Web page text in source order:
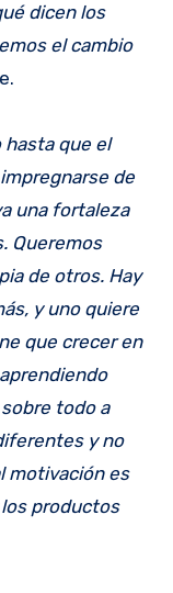
dicen los
el cambio
hasta que el
de
una fortaleza
Queremos
de otros. Hay
y uno quiere
que crecer en
todo a
y no
motivación es
productos